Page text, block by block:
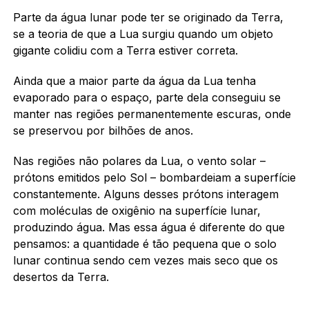
Parte da água lunar pode ter se originado da Terra,
se a teoria de que a Lua surgiu quando um objeto
gigante colidiu com a Terra estiver correta.
Ainda que a maior parte da água da Lua tenha
evaporado para o espaço, parte dela conseguiu se
manter nas regiões permanentemente escuras, onde
se preservou por bilhões de anos.
Nas regiões não polares da Lua, o vento solar –
prótons emitidos pelo Sol – bombardeiam a superfície
constantemente. Alguns desses prótons interagem
com moléculas de oxigênio na superfície lunar,
produzindo água. Mas essa água é diferente do que
pensamos: a quantidade é tão pequena que o solo
lunar continua sendo cem vezes mais seco que os
desertos da Terra.